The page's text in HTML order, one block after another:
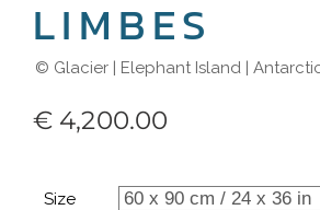
LIMBES
© Glacier | Elephant Island |
€ 4,200.00
Size